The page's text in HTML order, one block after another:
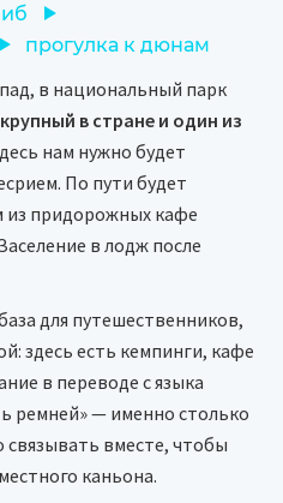
прогулка к дюнам
в национальный парк
в стране и один из
нам нужно будет
По пути будет
из придорожных кафе
в лодж после
для путешественников,
здесь есть кемпинги, кафе
в переводе с языка
ремней» — именно столько
вместе, чтобы
каньона.